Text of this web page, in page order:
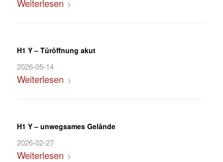
Weiterlesen
H1 Y – Türöffnung akut
2026-05-14
Weiterlesen
H1 Y – unwegsames Gelände
2026-02-27
Weiterlesen